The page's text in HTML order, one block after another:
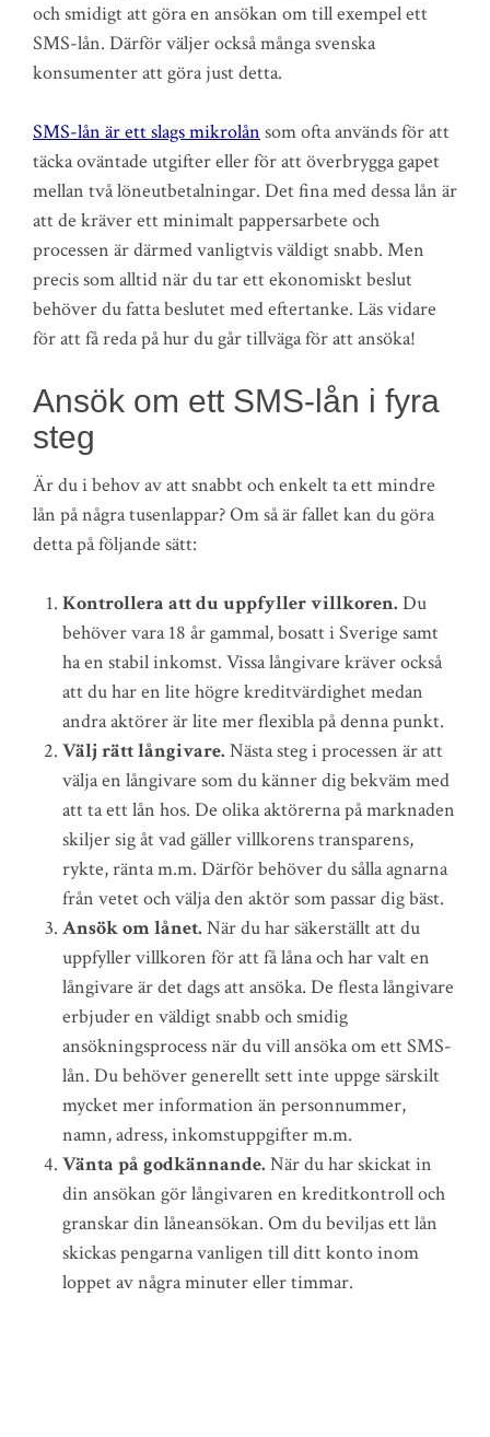
och smidigt att göra en ansökan om till exempel ett
SMS-lån. Därför väljer också många svenska
konsumenter att göra just detta.
SMS-lån är ett slags mikrolån som ofta används för att
täcka oväntade utgifter eller för att överbrygga gapet
mellan två löneutbetalningar. Det fina med dessa lån är
att de kräver ett minimalt pappersarbete och
processen är därmed vanligtvis väldigt snabb. Men
precis som alltid när du tar ett ekonomiskt beslut
behöver du fatta beslutet med eftertanke. Läs vidare
för att få reda på hur du går tillväga för att ansöka!
Ansök om ett SMS-lån i fyra
steg
Är du i behov av att snabbt och enkelt ta ett mindre
lån på några tusenlappar? Om så är fallet kan du göra
detta på följande sätt:
Kontrollera att du uppfyller villkoren. Du
behöver vara 18 år gammal, bosatt i Sverige samt
ha en stabil inkomst. Vissa långivare kräver också
att du har en lite högre kreditvärdighet medan
andra aktörer är lite mer flexibla på denna punkt.
Välj rätt långivare. Nästa steg i processen är att
välja en långivare som du känner dig bekväm med
att ta ett lån hos. De olika aktörerna på marknaden
skiljer sig åt vad gäller villkorens transparens,
rykte, ränta m.m. Därför behöver du sålla agnarna
från vetet och välja den aktör som passar dig bäst.
Ansök om lånet. När du har säkerställt att du
uppfyller villkoren för att få låna och har valt en
långivare är det dags att ansöka. De flesta långivare
erbjuder en väldigt snabb och smidig
ansökningsprocess när du vill ansöka om ett SMS-
lån. Du behöver generellt sett inte uppge särskilt
mycket mer information än personnummer,
namn, adress, inkomstuppgifter m.m.
Vänta på godkännande. När du har skickat in
din ansökan gör långivaren en kreditkontroll och
granskar din låneansökan. Om du beviljas ett lån
skickas pengarna vanligen till ditt konto inom
loppet av några minuter eller timmar.